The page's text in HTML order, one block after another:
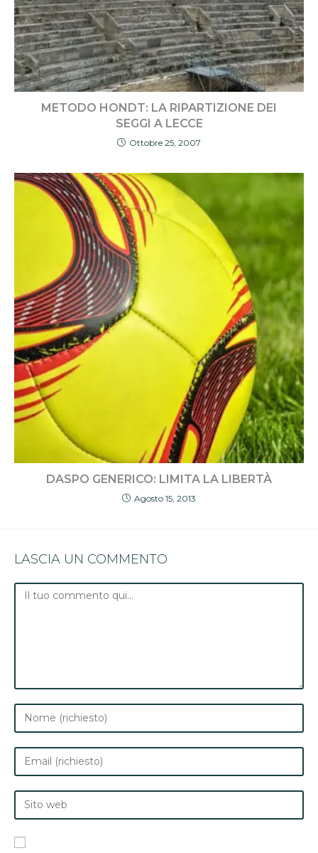
METODO HONDT: LA RIPARTIZIONE DEI
SEGGI A LECCE
Ottobre 25, 2007
DASPO GENERICO: LIMITA LA LIBERTÀ
Agosto 15, 2013
LASCIA UN COMMENTO